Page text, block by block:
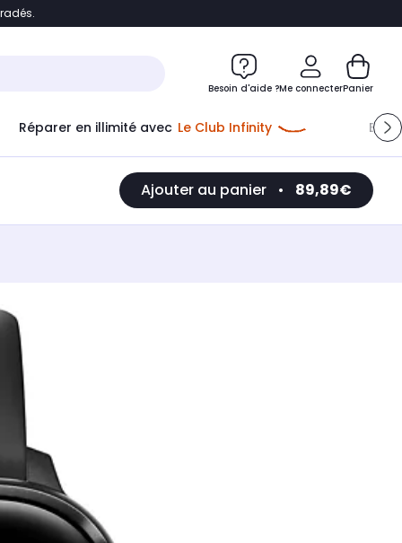
Accéder directement au chatbot
Besoin d'aide ?Me connecterPanier
Réparer en illimité avec Le Club Infinity
Ajouter au panier • 89,89€